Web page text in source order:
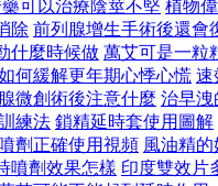
可以治療陰莖不堅 植物
除 前列腺增生手術後還會
什麼時候做 萬艾可是一粒
何緩解更年期心悸心慌 速
微創術後注意什麼 治早洩
練法 鎖精延時套使用圖解
劑正確使用視頻 風油精
噴劑效果怎樣 印度雙效片